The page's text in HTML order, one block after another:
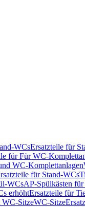
WCsErsatzteile für
für Für WC-
WC-Komplettanlagen
für Stand-WCs
WCsAP-Spülkästen
erhöhtErsatzteile für
WC-SitzeWC-Sitze